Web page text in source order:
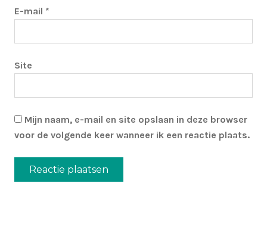
E-mail *
Site
Mijn naam, e-mail en site opslaan in deze browser
voor de volgende keer wanneer ik een reactie plaats.